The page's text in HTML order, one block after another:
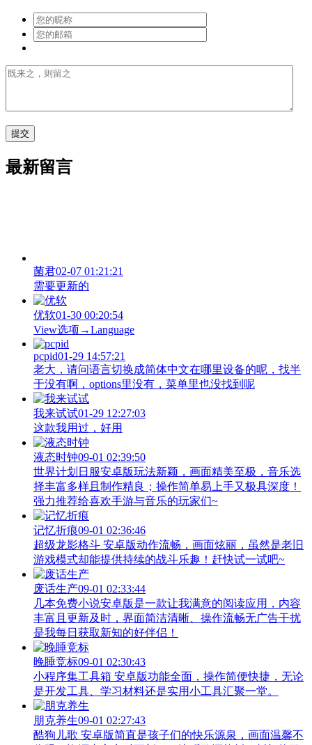
最新留言
菌君02-07 01:21:21
需要更新的
优软01-30 00:20:54
View‌选项→Language
pcpid01-29 14:57:21
老大，请问语言切换成简体中文在哪里设备的呢，找半
于没有啊，options里没有，菜单里也没找到呢
我来试试01-29 12:27:03
这款我用过，好用
液态时钟09-01 02:39:50
世界计划日服安卓版玩法新颖，画面精美至极，音乐选
择丰富多样且制作精良；操作简单易上手又极具深度！
强力推荐给喜欢手游与音乐的玩家们~
记忆折痕09-01 02:36:46
超级龙影格斗 安卓版动作流畅，画面炫丽，虽然是老旧
游戏模式却能提供持续的战斗乐趣！赶快试一试吧~
废话生产09-01 02:33:44
几本免费小说安卓版是一款让我满意的阅读应用，内容
丰富且更新及时，界面简洁清晰、操作流畅无广告干扰
是我每日获取新知的好伴侣！
晚睡竞标09-01 02:30:43
小程序集工具箱 安卓版功能全面，操作简便快捷，无论
是开发工具、学习材料还是实用小工具汇聚一堂。
朋克养生09-01 02:27:43
酷狗儿歌 安卓版简直是孩子们的快乐源泉，画面温馨不